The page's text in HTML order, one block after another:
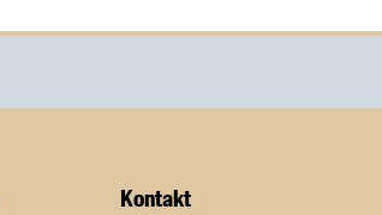
Kontakt